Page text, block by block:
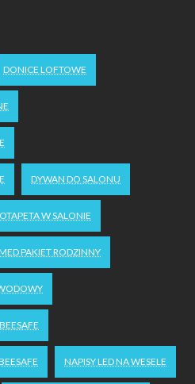
DONICE LOFTOWE
DYWAN DO SALONU
W SALONIE
PAKIET RODZINNY
NAPISY LED NA WESELE